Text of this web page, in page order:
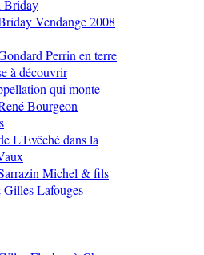
Briday
Vendange 2008
Perrin en terre
à découvrir
qui monte
Bourgeon
L'Evêché dans la
Michel & fils
Lafouges